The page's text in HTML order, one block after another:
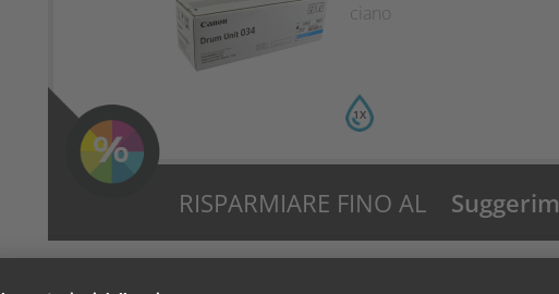
1X
ciano
RISPARMIARE FINO AL